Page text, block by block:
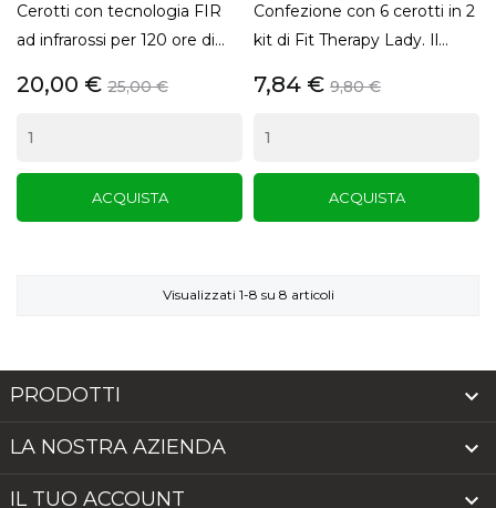
Cerotti con tecnologia FIR
ad infrarossi per 120 ore di...
20,00 € 25,00 €
ACQUISTA
Confezione con 6 cerotti in 2
kit di Fit Therapy Lady. Il...
7,84 € 9,80 €
ACQUISTA
Visualizzati 1-8 su 8 articoli
PRODOTTI 
LA NOSTRA AZIENDA 
IL TUO ACCOUNT 